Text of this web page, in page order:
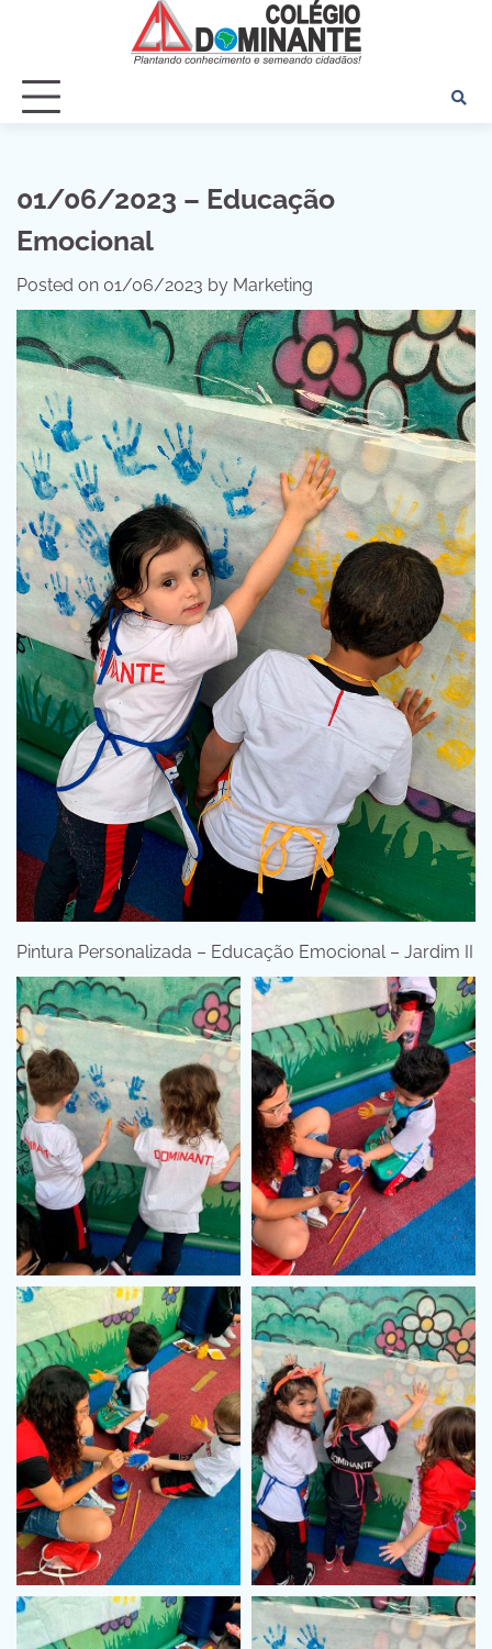
01/06/2023 – Educação
Emocional
Posted on 01/06/2023 by Marketing
Pintura Personalizada – Educação Emocional – Jardim II